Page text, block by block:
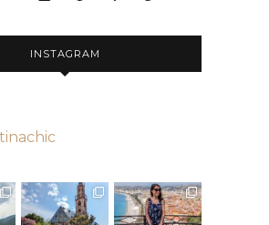
INSTAGRAM